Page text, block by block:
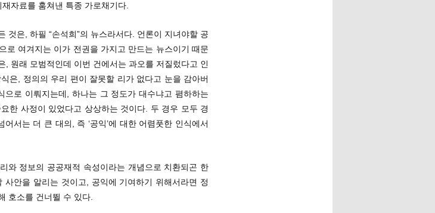
자료를 훔쳐낸 특종 가로채기다.
것은, 하필 “손석희”의 뉴스라서다. 언론이 지녀야할 공
로 여겨지는 이가 전권을 가지고 만드는 뉴스이기 때문
, 원래 모범적인데 이번 건에서는 과오를 저질렀다고 인
은, 정의의 우리 편이 잘못할 리가 없다고 눈을 감아버
로 이뤄지는데, 하나는 그 정도가 대수냐고 폄하하는
한 사정이 있었다고 상상하는 것이다. 두 경우 모두 경
서는 더 큰 대의, 즉 ‘공익’에 대한 어렴풋한 인식에서
와 정보의 공공재적 속성이라는 개념으로 치환되곤 한
안을 알리는 것이고, 공익에 기여하기 위해서라면 정
호소를 건너뛸 수 있다.